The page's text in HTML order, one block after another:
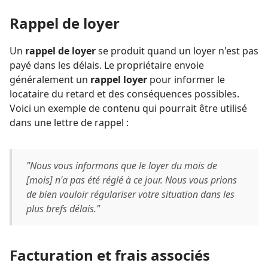
Rappel de loyer
Un rappel de loyerse produit quand un loyer n'est pas
payé dans les délais. Le propriétaire envoie
généralement un rappel loyer pour informer le
locataire du retard et des conséquences possibles.
Voici un exemple de contenu qui pourrait être utilisé
dans une lettre de rappel :
"Nous vous informons que le loyer du mois de
[mois] n'a pas été réglé à ce jour. Nous vous prions
de bien vouloir régulariser votre situation dans les
plus brefs délais."
Facturation et frais associés